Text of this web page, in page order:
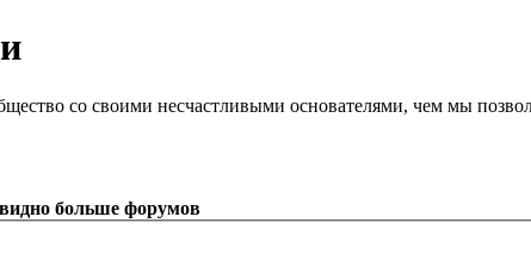
со своими несчастливыми основателями, чем мы
больше форумов